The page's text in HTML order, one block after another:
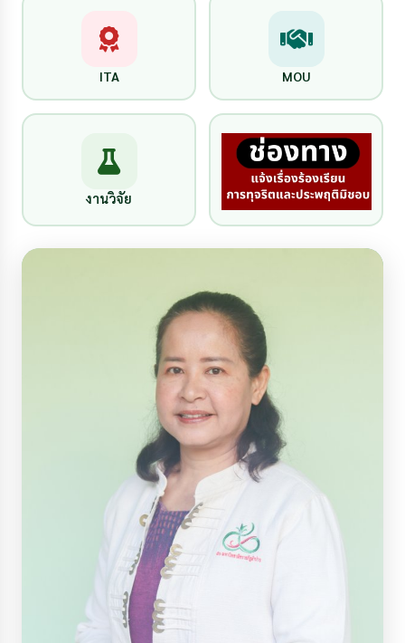
ITA MOU
งานวิจัย